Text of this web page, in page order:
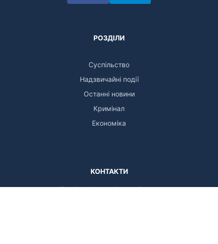
РОЗДІЛИ
Суспільство
Надзвичайні події
Останні новини
Кримінал
Економіка
КОНТАКТИ
Email: zak.kor.mail@gmail.com